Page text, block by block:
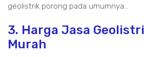
geolistrik porong pada umumnya...
3. Harga Jasa
Murah